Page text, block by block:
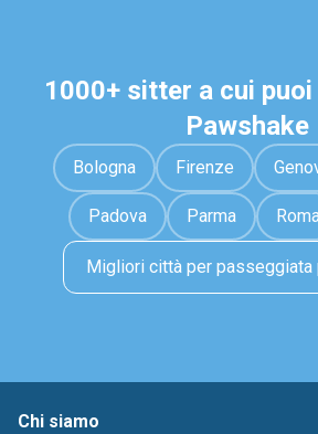
1000+ sitter a cui
Pawshake
Bologna Firenze
Padova Parma
Migliori città per passeggiata
Chi siamo